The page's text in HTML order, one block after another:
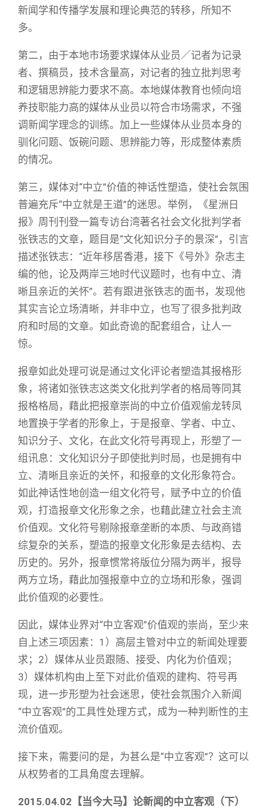
新闻学和传播学发展和理论典范的转移，所知不
多。
第二，由于本地市场要求媒体从业员／记者为记录
者、撰稿员，技术含量高，对记者的独立批判思考
和逻辑思辨能力要求不高。本地媒体教育也倾向培
养技职能力高的媒体从业员以符合市场需求，不强
调新闻学理念的训练。加上一些媒体从业员本身的
驯化问题、饭碗问题、思辨能力等，形成整体素质
的情况。
第三，媒体对“中立”价值的神话性塑造，使社会氛围
普遍充斥“中立就是王道”的迷思。举例，《星洲日
报》周刊刊登一篇专访台湾著名社会文化批判学者
张铁志的文章，题目是“文化知识分子的景深”，引言
描述张铁志：“近年移居香港，接下《号外》杂志主
编的他，论及两岸三地时代议题时，也有中立、清
晰且亲近的关怀”。若有跟进张铁志的面书，发现他
其实言论立场清晰，并非中立，也写了很多批判政
府和时局的文章。如此奇诡的配套组合，让人一
惊。
报章如此处理可说是通过文化评论者塑造其报格形
象，将诸如张铁志这类文化批判学者的格局等同其
报格格局，藉此把报章崇尚的中立价值观偷龙转凤
地置换于学者的形象上，于是报章、学者、中立、
知识分子、文化，在此文化符号再现上，形塑了一
组讯息：文化知识分子即使批判时局，也是拥有中
立、清晰且亲近的关怀，和报章的文化形象符合。
如此神话性地创造一组文化符号，赋予中立的价值
观，打造报章文化形象之余，也藉此建立社会主流
价值观。文化符号剔除报章垄断的本质、与政商错
综复杂的关系，塑造的报章文化形象是去结构、去
历史的。另外，报章惯常将版位分隔为两半，报导
两方立场，藉此加强报章中立的立场和形象，强调
此价值观的必要性。
因此，媒体业界对“中立客观”价值观的崇尚，至少来
自上述三项因素：1）高层主管对中立的新闻处理要
求；2）媒体从业员跟随、接受、内化为价值观；
3）媒体机构由上至下对此价值观的建构、符号再
现，进一步形塑为社会迷思，使社会氛围介入新闻
“中立客观”的工具性处理方式，成为一种判断性的主
流价值观。
接下来，需要问的是，为甚么是“中立客观”？这可以
从权势者的工具角度去理解。
2015.04.02【当今大马】 论新闻的中立客观（下）